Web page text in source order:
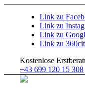
Link zu
Link zu
Link zu
Link zu
Kostenlose
+43 699 120 15 308